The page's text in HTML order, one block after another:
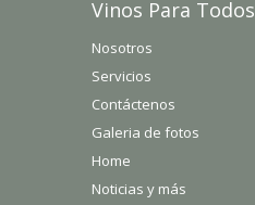
Vinos Para Todos
Nosotros
Servicios
Contáctenos
Galeria de fotos
Home
Noticias y más